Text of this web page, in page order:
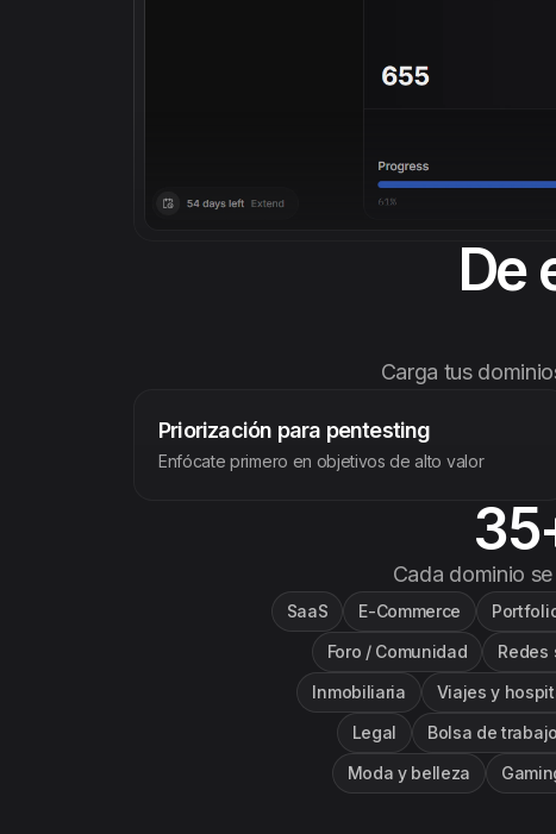
De
Carga tus
Priorización para pentesting
Enfócate primero en objetivos de alto valor
Cada dominio
SaaS E-Commerce
Foro / Comunidad
Redes
Inmobiliaria
Viajes y
Legal
Bolsa de trabajo
Moda y belleza